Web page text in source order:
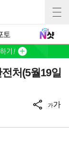
토
처(5월19일
가가